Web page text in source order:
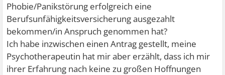
Phobie/Panikstörung erfolgreich eine
Berufsunfähigkeitsversicherung ausgezahlt
bekommen/in Anspruch genommen hat?
Ich habe inzwischen einen Antrag gestellt, meine
Psychotherapeutin hat mir aber erzählt, dass ich mir
ihrer Erfahrung nach keine zu großen Hoffnungen